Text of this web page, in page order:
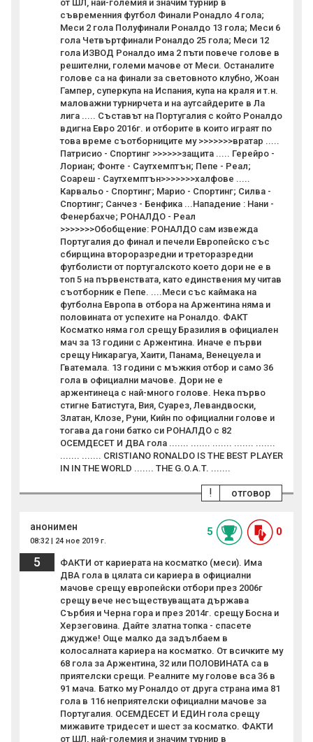
от ШЛ, най-големия и значим турнир в
съвременния футбол Финали Ронадло 4 гола;
Меси 2 гола Полуфинали Роналдо 13 гола; Меси 6
гола Четвъртфинали Роналдо 25 гола; Меси 12
гола ИЗВОД Роналдо има 2 пъти повече голове в
решителни, големи мачове от Меси. Останалите
голове са на финали за световното клубно, Жоан
Гампер, суперкупа на Испания, купа на краля и т.н.
маловажни турнирчета и на аутсайдерите в Ла
лига ..... Съставът на Португалия с който Роналдо
вдигна Евро 2016г. и отборите в които играят по
това време съотборниците му >>>>>>>вратар .....
Патрисио - Спортинг >>>>>>защита ..... Герейро -
Лориан; Фонте - Саутхемптън; Пепе - Реал;
Соареш - Саутхемптън>>>>>>>халфове .....
Карвальо - Спортинг; Марио - Спортинг; Силва -
Спортинг; Санчез - Бенфика ...Нападение : Нани -
Фенербахче; РОНАЛДО - Реал
>>>>>>>Обобщение: РОНАЛДО сам извежда
Португалия до финал и печели Европейско със
сбирщина второразредни и треторазредни
футболисти от португалското което дори не е в
топ 5 на първенствата, като единствения му читав
съотборник е Пепе. ....Меси със каймака на
футболна Европа в отбора на Аржентина няма и
половината от успехите на Роналдо. ФАКТ
Косматко няма гол срещу Бразилия в официален
мач за 13 години с Аржентина. Иначе е първи
срещу Никарагуа, Хаити, Панама, Венецуела и
Гватемала. 13 години с мъжкия отбор и само 36
гола в официални мачове. Дори не е
аржентинеца с най-много голове. Нека първо
стигне Батистута, Вия, Суарез, Левандвоски,
Златан, Клозе, Руни, Кийн по официални голове и
тогава да гони батко си РОНАЛДО с 82
ОСЕМДЕСЕТ И ДВА гола ....... ....... ....... ....... .......
....... ....... CRISTIANO RONALDO IS THE BEST PLAYER
IN IN THE WORLD ....... THE G.O.A.T. .......
отговор
!
анонимен
08:32 | 24 ное 2019 г.
5 0
5
ФАКТИ от кариерата на косматко (меси). Има
ДВА гола в цялата си кариера в официални
мачове срещу европейски отбори през 2006г
срещу вече несъществуващата държава
Сърбия и Черна гора и през 2014г. срещу Босна и
Херзеговина. Дайте златна топка - спасете
джудже! Още малко да задълбаем в
колосалната кариера на косматко. От всичките му
68 гола за Аржентина, 32 или ПОЛОВИНАТА са в
приятелски срещи. Реалните му голове вса 36 в
91 мача. Батко му Роналдо от друга страна има 81
гола в 116 неприятелски официални мачове за
Португалия. ОСЕМДЕСЕТ И ЕДИН гола срещу
мижавите тридесет и шест за косматко. ФАКТИ
от ШЛ, най-големия и значим турнир в